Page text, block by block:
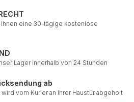
Ihnen eine 30-tägige kostenlose
Lager innerhalb von 24 Stunden
ab
vom Kurier an Ihrer Haustür abgeholt